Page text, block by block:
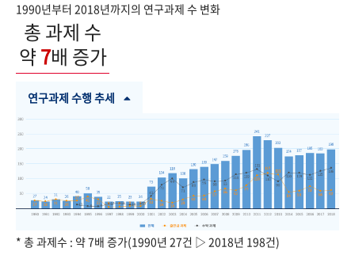
1990년부터 2018년까지의 연구과제 수 변화
총 과제 수
약7배 증가
연구과제 수행 추세
* 총 과제수 : 약 7배 증가(1990년 27건 ▷ 2018년 198건)